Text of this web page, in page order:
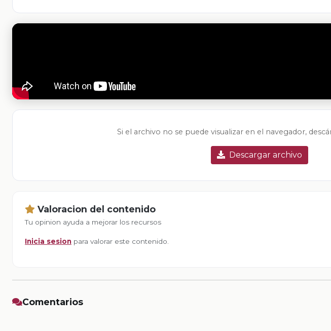
Si el archivo no se puede visualizar en el navegador,
Descargar archivo
Valoracion del contenido
Tu opinion ayuda a mejorar los recursos
Inicia sesion para valorar este contenido.
Comentarios